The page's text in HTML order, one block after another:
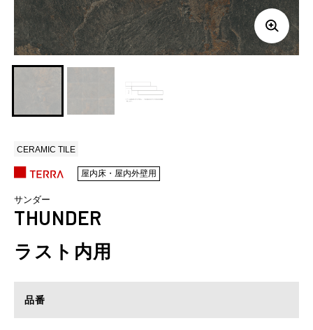
CERAMIC TILE
屋内床・屋内外壁用
サンダー
THUNDER
ラスト内用
品番